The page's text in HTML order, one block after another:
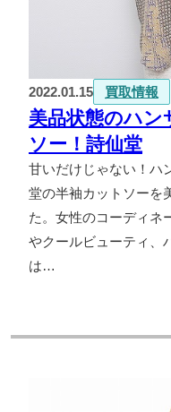
2022.01.15 買取情報
美品状態のハン
ソー！詩仙堂
甘いだけじゃない！ハ
堂の半袖カットソーを
た。女性のコーディネ
やクールビューティ、
は…